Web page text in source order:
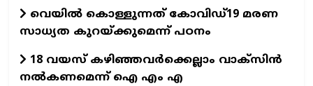
വെയില്‍ കൊള്ളുന്നത് കോവിഡ്19 മരണ
സാധ്യത കുറയ്ക്കുമെന്ന് പഠനം
18 വയസ് കഴിഞ്ഞവര്‍ക്കെല്ലാം വാക്‌സിന്‍
നല്‍കണമെന്ന് ഐ എം എ